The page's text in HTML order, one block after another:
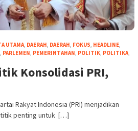
UTAMA, DAERAH, DAERAH, FOKUS, HEADLINE,
, PARLEMEN, PEMERINTAHAN, POLITIK, POLITIKA,
Konsolidasi PRI,
Rakyat Indonesia (PRI) menjadikan
titik penting untuk […]